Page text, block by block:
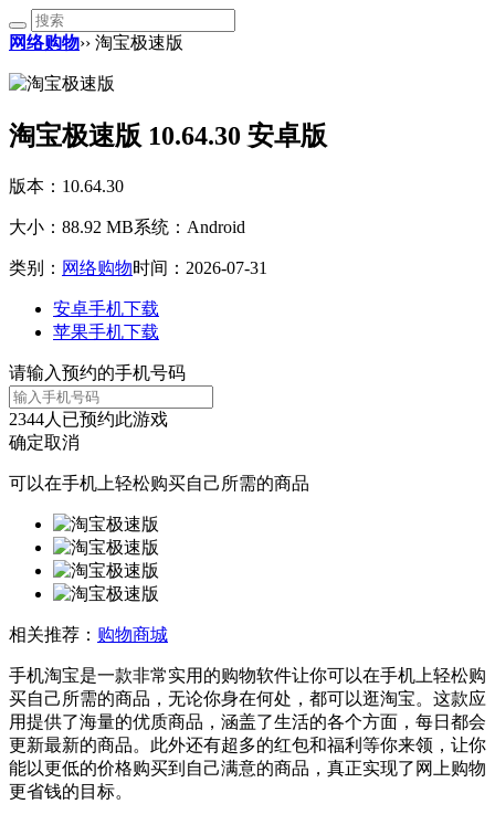
网络购物›› 淘宝极速版
淘宝极速版 10.64.30 安卓版
版本：10.64.30
大小：88.92 MB系统：Android
类别： 网络购物时间：2026-07-31
安卓手机下载
苹果手机下载
请输入预约的手机号码
2344人已预约此游戏
确定取消
可以在手机上轻松购买自己所需的商品
相关推荐： 购物商城
手机淘宝是一款非常实用的购物软件让你可以在手机上轻松购
买自己所需的商品，无论你身在何处，都可以逛淘宝。这款应
用提供了海量的优质商品，涵盖了生活的各个方面，每日都会
更新最新的商品。此外还有超多的红包和福利等你来领，让你
能以更低的价格购买到自己满意的商品，真正实现了网上购物
更省钱的目标。